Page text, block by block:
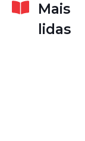
Mais
lidas